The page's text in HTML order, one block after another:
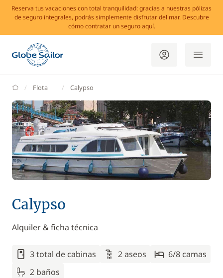
Reserva tus vacaciones con total tranquilidad: gracias a nuestras pólizas
de seguro integrales, podrás simplemente disfrutar del mar. Descubre
cómo contratar un seguro aquí.
GlobeSailor
Flota Calypso
Calypso
Alquiler & ficha técnica
3 total de cabinas 2 aseos
6/8 camas
2 baños